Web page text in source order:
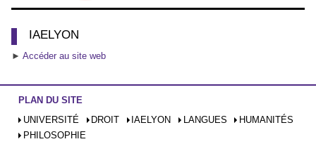
IAELYON
► Accéder au site web
PLAN DU SITE
UNIVERSITÉ
DROIT IAELYON LANGUES
HUMANITÉS
PHILOSOPHIE